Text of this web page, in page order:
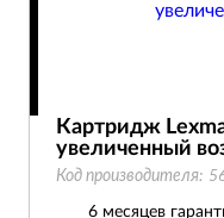
Картридж
увеличенный
Код производителя:
6 месяцев